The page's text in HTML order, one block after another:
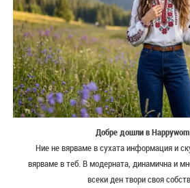
Добре дошли в
Ние не вярваме в сухата информация и
вярваме в теб. В модерната, динамична и
всеки ден твори своя